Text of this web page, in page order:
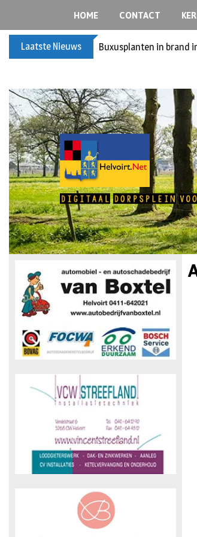
HOME CONTACT
Laatste Nieuws Spreidingswet